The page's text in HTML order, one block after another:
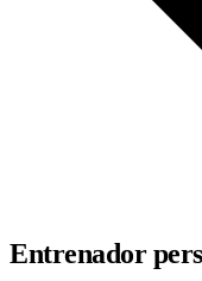
Entrenador